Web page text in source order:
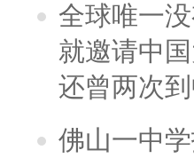
全球唯一
就邀请中
还曾两次
佛山一中